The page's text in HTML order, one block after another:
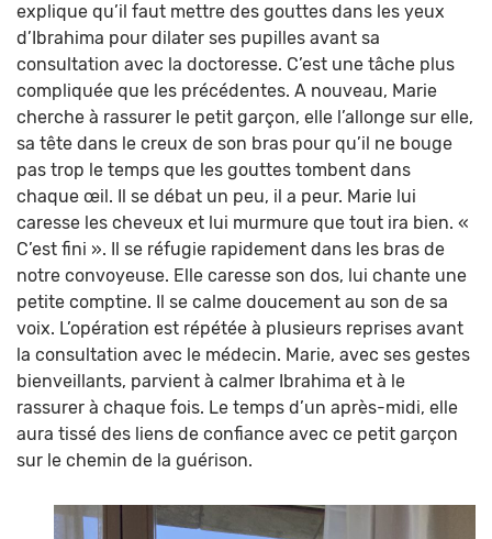
explique qu’il faut mettre des gouttes dans les yeux
d’Ibrahima pour dilater ses pupilles avant sa
consultation avec la doctoresse. C’est une tâche plus
compliquée que les précédentes. A nouveau, Marie
cherche à rassurer le petit garçon, elle l’allonge sur elle,
sa tête dans le creux de son bras pour qu’il ne bouge
pas trop le temps que les gouttes tombent dans
chaque œil. Il se débat un peu, il a peur. Marie lui
caresse les cheveux et lui murmure que tout ira bien. «
C’est fini ». Il se réfugie rapidement dans les bras de
notre convoyeuse. Elle caresse son dos, lui chante une
petite comptine. Il se calme doucement au son de sa
voix. L’opération est répétée à plusieurs reprises avant
la consultation avec le médecin. Marie, avec ses gestes
bienveillants, parvient à calmer Ibrahima et à le
rassurer à chaque fois. Le temps d’un après-midi, elle
aura tissé des liens de confiance avec ce petit garçon
sur le chemin de la guérison.